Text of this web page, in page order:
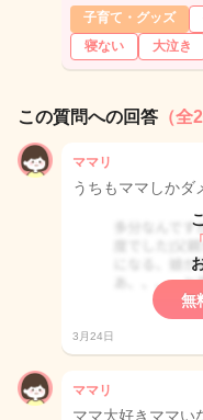
子育て・グッズ
寝ない
大泣き
この質問への回答 （全
ママリ
うちもママしかダ
無
3月24日
ママリ
ママ大好きママい